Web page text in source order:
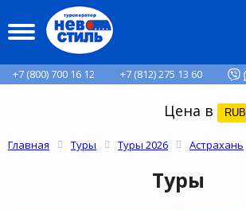
+7 (800) 700 16 12 +7 (812) 275 13 60
Цена в RUB
Главная Туры Туры 2026 Астрахань
Туры